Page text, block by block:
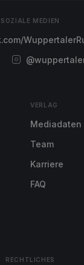
SOZIALE MEDIEN
VERLAG
Mediadaten
Team
Karriere
FAQ
RECHTLICHES